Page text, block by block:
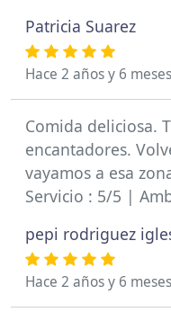
Patricia Suarez
Hace 2 años y 6 meses
Comida deliciosa.
encantadores.
vayamos a esa
Servicio : 5/5 |
pepi rodriguez
Hace 2 años y 6 meses